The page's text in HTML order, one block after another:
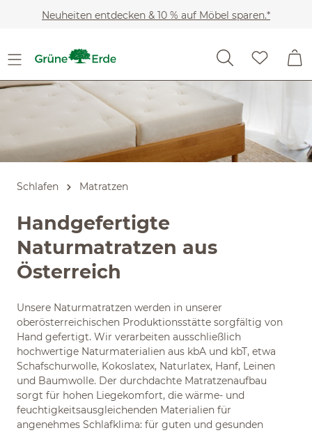
Zum Hauptinhalt springen
Neuheiten entdecken & 10 % auf Möbel sparen.*
Schlafen Matratzen
Handgefertigte
Naturmatratzen aus
Österreich
Unsere Naturmatratzen werden in unserer
oberösterreichischen Produktionsstätte sorgfältig von
Hand gefertigt. Wir verarbeiten ausschließlich
hochwertige Naturmaterialien aus kbA und kbT, etwa
Schafschurwolle, Kokoslatex, Naturlatex, Hanf, Leinen
und Baumwolle. Der durchdachte Matratzenaufbau
sorgt für hohen Liegekomfort, die wärme- und
feuchtigkeitsausgleichenden Materialien für
angenehmes Schlafklima: für guten und gesunden